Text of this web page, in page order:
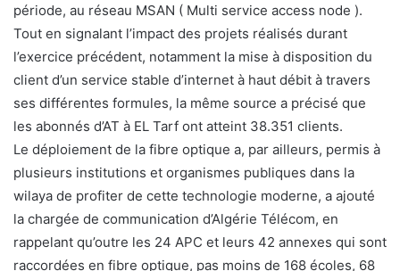
période, au réseau MSAN ( Multi service access node ).
Tout en signalant l’impact des projets réalisés durant
l’exercice précédent, notamment la mise à disposition du
client d’un service stable d’internet à haut débit à travers
ses différentes formules, la même source a précisé que
les abonnés d’AT à EL Tarf ont atteint 38.351 clients.
Le déploiement de la fibre optique a, par ailleurs, permis à
plusieurs institutions et organismes publiques dans la
wilaya de profiter de cette technologie moderne, a ajouté
la chargée de communication d’Algérie Télécom, en
rappelant qu’outre les 24 APC et leurs 42 annexes qui sont
raccordées en fibre optique, pas moins de 168 écoles, 68